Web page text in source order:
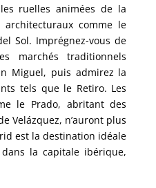
ruelles animées de la
comme le
Sol. Imprégnez-vous de
marchés traditionnels
Miguel, puis admirez la
tels que le Retiro. Les
le Prado, abritant des
Velázquez, n’auront plus
est la destination idéale
la capitale ibérique,